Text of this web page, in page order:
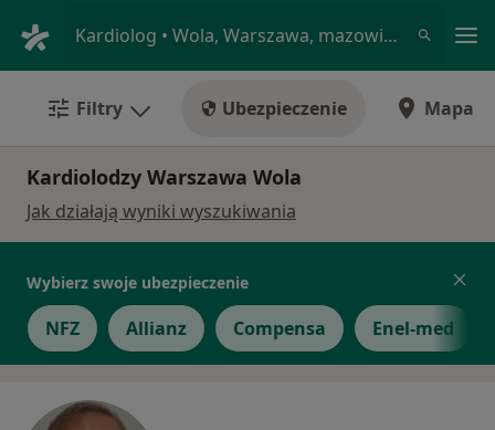
Kardiolog • Wola, Warszawa, mazowieckie
Filtry Ubezpieczenie Mapa
Kardiolodzy Warszawa Wola
Jak działają wyniki wyszukiwania
Wybierz swoje ubezpieczenie
NFZ Allianz Compensa Enel-med